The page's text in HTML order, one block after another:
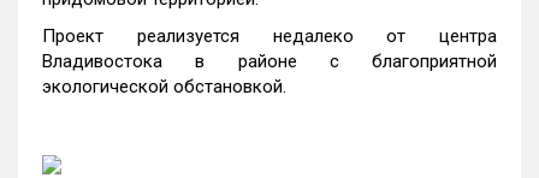
Проект реализуется недалеко от центра
Владивостока в районе с благоприятной
экологической обстановкой.